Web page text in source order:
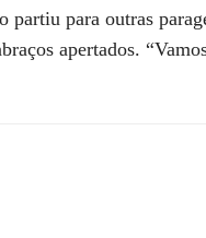
partiu para outras
apertados.